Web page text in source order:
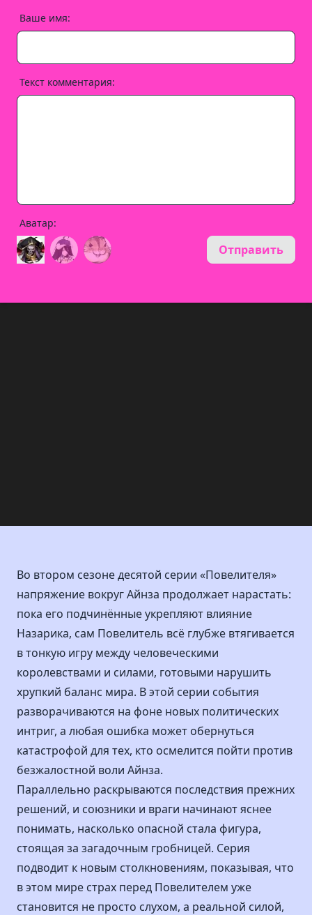
Ваше имя:
Текст комментария:
Аватар:
Отправить
Во втором сезоне десятой серии «Повелителя»
напряжение вокруг Айнза продолжает нарастать:
пока его подчинённые укрепляют влияние
Назарика, сам Повелитель всё глубже втягивается
в тонкую игру между человеческими
королевствами и силами, готовыми нарушить
хрупкий баланс мира. В этой серии события
разворачиваются на фоне новых политических
интриг, а любая ошибка может обернуться
катастрофой для тех, кто осмелится пойти против
безжалостной воли Айнза.
Параллельно раскрываются последствия прежних
решений, и союзники и враги начинают яснее
понимать, насколько опасной стала фигура,
стоящая за загадочным гробницей. Серия
подводит к новым столкновениям, показывая, что
в этом мире страх перед Повелителем уже
становится не просто слухом, а реальной силой,